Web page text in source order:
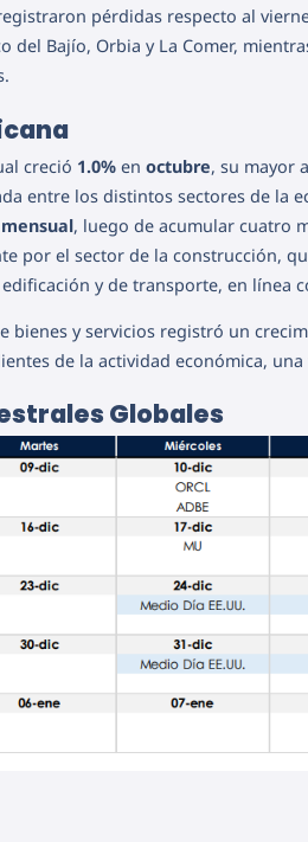
pérdidas respecto al
del Bajío, Orbia y La Comer,
creció 1.0% en octubre, su mayor
entre los distintos sectores de la
, luego de acumular cuatro
por el sector de la construcción,
y de transporte, en línea
bienes y servicios registró un
de la actividad económica,
Globales